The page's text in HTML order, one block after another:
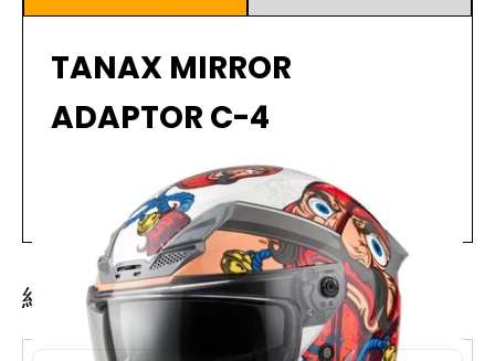
經常一起購買
TANAX MIRROR
ADAPTOR C-4
TANAX是一個日本品牌。多年來，該品牌一直專注於研究
摩托車後視鏡、汽車旅行配件和各種騎士用噴霧。如果您
購買的後視鏡的螺絲直徑與您車輛的當前規格不匹配，並
且您想將8mm的正/反螺絲轉換為10mm的正/反螺絲，
您可以購買此轉接器來幫助您在車上安裝後視鏡。
規格 ：